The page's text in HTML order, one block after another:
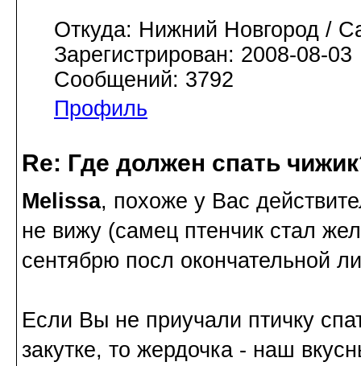
Откуда: Нижний Новгород /
Зарегистрирован: 2008-08-03
Сообщений: 3792
Профиль
Re: Где должен спать
Melissa, похоже у Вас
не вижу (самец птенчик стал
сентябрю посл окончательной
Если Вы не приучали птичку
закутке, то жердочка - наш